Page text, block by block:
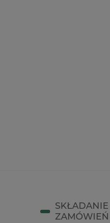
SKŁADANIE
ZAMÓWIEŃ